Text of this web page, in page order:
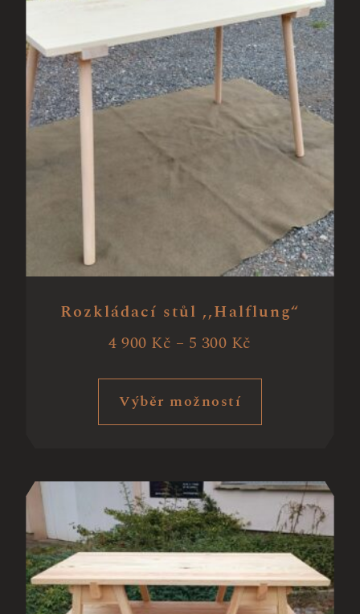
Rozkládací stůl ,,Halflung“
4 900 Kč – 5 300 Kč
Výběr možností